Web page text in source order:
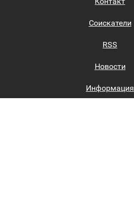
Соискатели
RSS
Новости
Информация